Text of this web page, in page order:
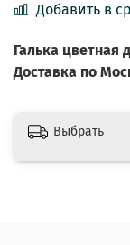
Добавить в
Галька цветная
Доставка по
Выбрать